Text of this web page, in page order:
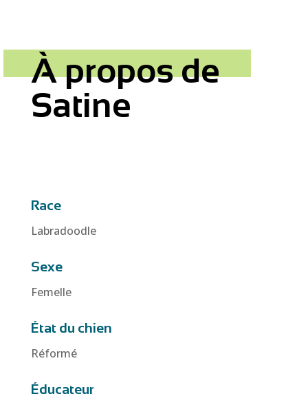
À propos de
Satine
Race
Labradoodle
Sexe
Femelle
État du chien
Réformé
Éducateur